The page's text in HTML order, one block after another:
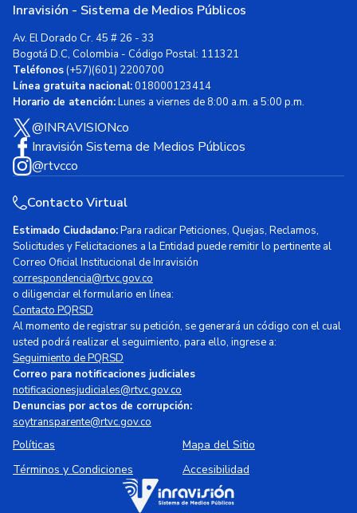
Inravisión - Sistema de Medios Públicos
Av. El Dorado Cr. 45 # 26 - 33
Bogotá D.C, Colombia - Código Postal: 111321
Teléfonos(+57)(601) 2200700
Línea gratuita nacional:018000123414
Horario de atención:Lunes a viernes de 8:00 a.m. a 5:00 p.m.
@INRAVISIONco
Inravisión Sistema de Medios Públicos
@rtvcco
Contacto Virtual
Estimado Ciudadano:Para radicar Peticiones, Quejas, Reclamos,
Solicitudes y Felicitaciones a la Entidad puede remitir lo pertinente al
Correo Oficial Institucional de Inravisión
correspondencia@rtvc.gov.co
o diligenciar el formulario en línea:
Contacto PQRSD
Al momento de registrar su petición, se generará un código con el cual
usted podrá realizar el seguimiento, para ello, ingrese a:
Seguimiento de PQRSD
Correo para notificaciones judiciales
notificacionesjudiciales@rtvc.gov.co
Denuncias por actos de corrupción:
soytransparente@rtvc.gov.co
Políticas
Mapa del Sitio
Términos y Condiciones
Accesibilidad